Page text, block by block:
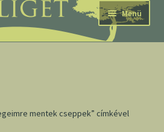
Menü
mentek cseppek” címkével